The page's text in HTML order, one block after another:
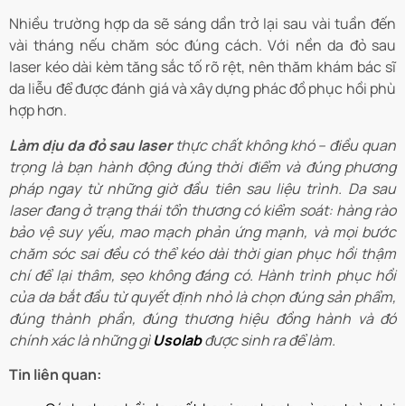
Nhiều trường hợp da sẽ sáng dần trở lại sau vài tuần đến
vài tháng nếu chăm sóc đúng cách. Với nền da đỏ sau
laser kéo dài kèm tăng sắc tố rõ rệt, nên thăm khám bác sĩ
da liễu để được đánh giá và xây dựng phác đồ phục hồi phù
hợp hơn.
Làm dịu da đỏ sau laserthực chất không khó – điều quan
trọng là bạn hành động đúng thời điểm và đúng phương
pháp ngay từ những giờ đầu tiên sau liệu trình. Da sau
laser đang ở trạng thái tổn thương có kiểm soát: hàng rào
bảo vệ suy yếu, mao mạch phản ứng mạnh, và mọi bước
chăm sóc sai đều có thể kéo dài thời gian phục hồi thậm
chí để lại thâm, sẹo không đáng có. Hành trình phục hồi
của da bắt đầu từ quyết định nhỏ là chọn đúng sản phẩm,
đúng thành phần, đúng thương hiệu đồng hành và đó
chính xác là những gìUsolabđược sinh ra để làm.
Tin liên quan: